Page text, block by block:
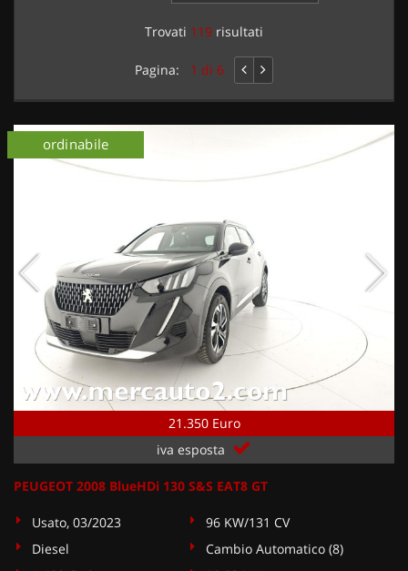
Trovati 119 risultati
Pagina: 1 di 6
21.350 Euro
iva esposta
ordinabile
PEUGEOT 2008 BlueHDi 130 S&S EAT8 GT
Usato, 03/2023
96 KW/131 CV
Diesel
Cambio Automatico (8)